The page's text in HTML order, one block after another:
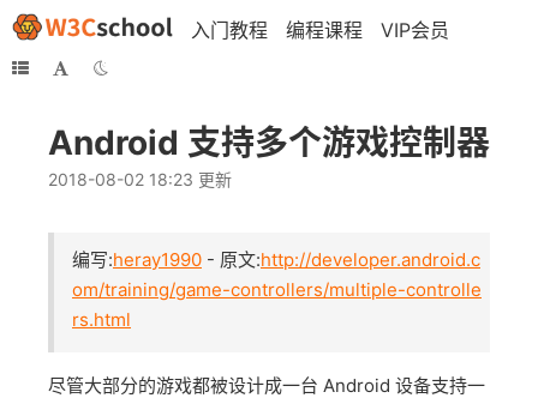
入门教程 编程课程 VIP会员
Android 支持多个游戏控制器
2018-08-02 18:23 更新
编写:heray1990 - 原文:http://developer.android.c
om/training/game-controllers/multiple-controlle
rs.html
尽管大部分的游戏都被设计成一台 Android 设备支持一